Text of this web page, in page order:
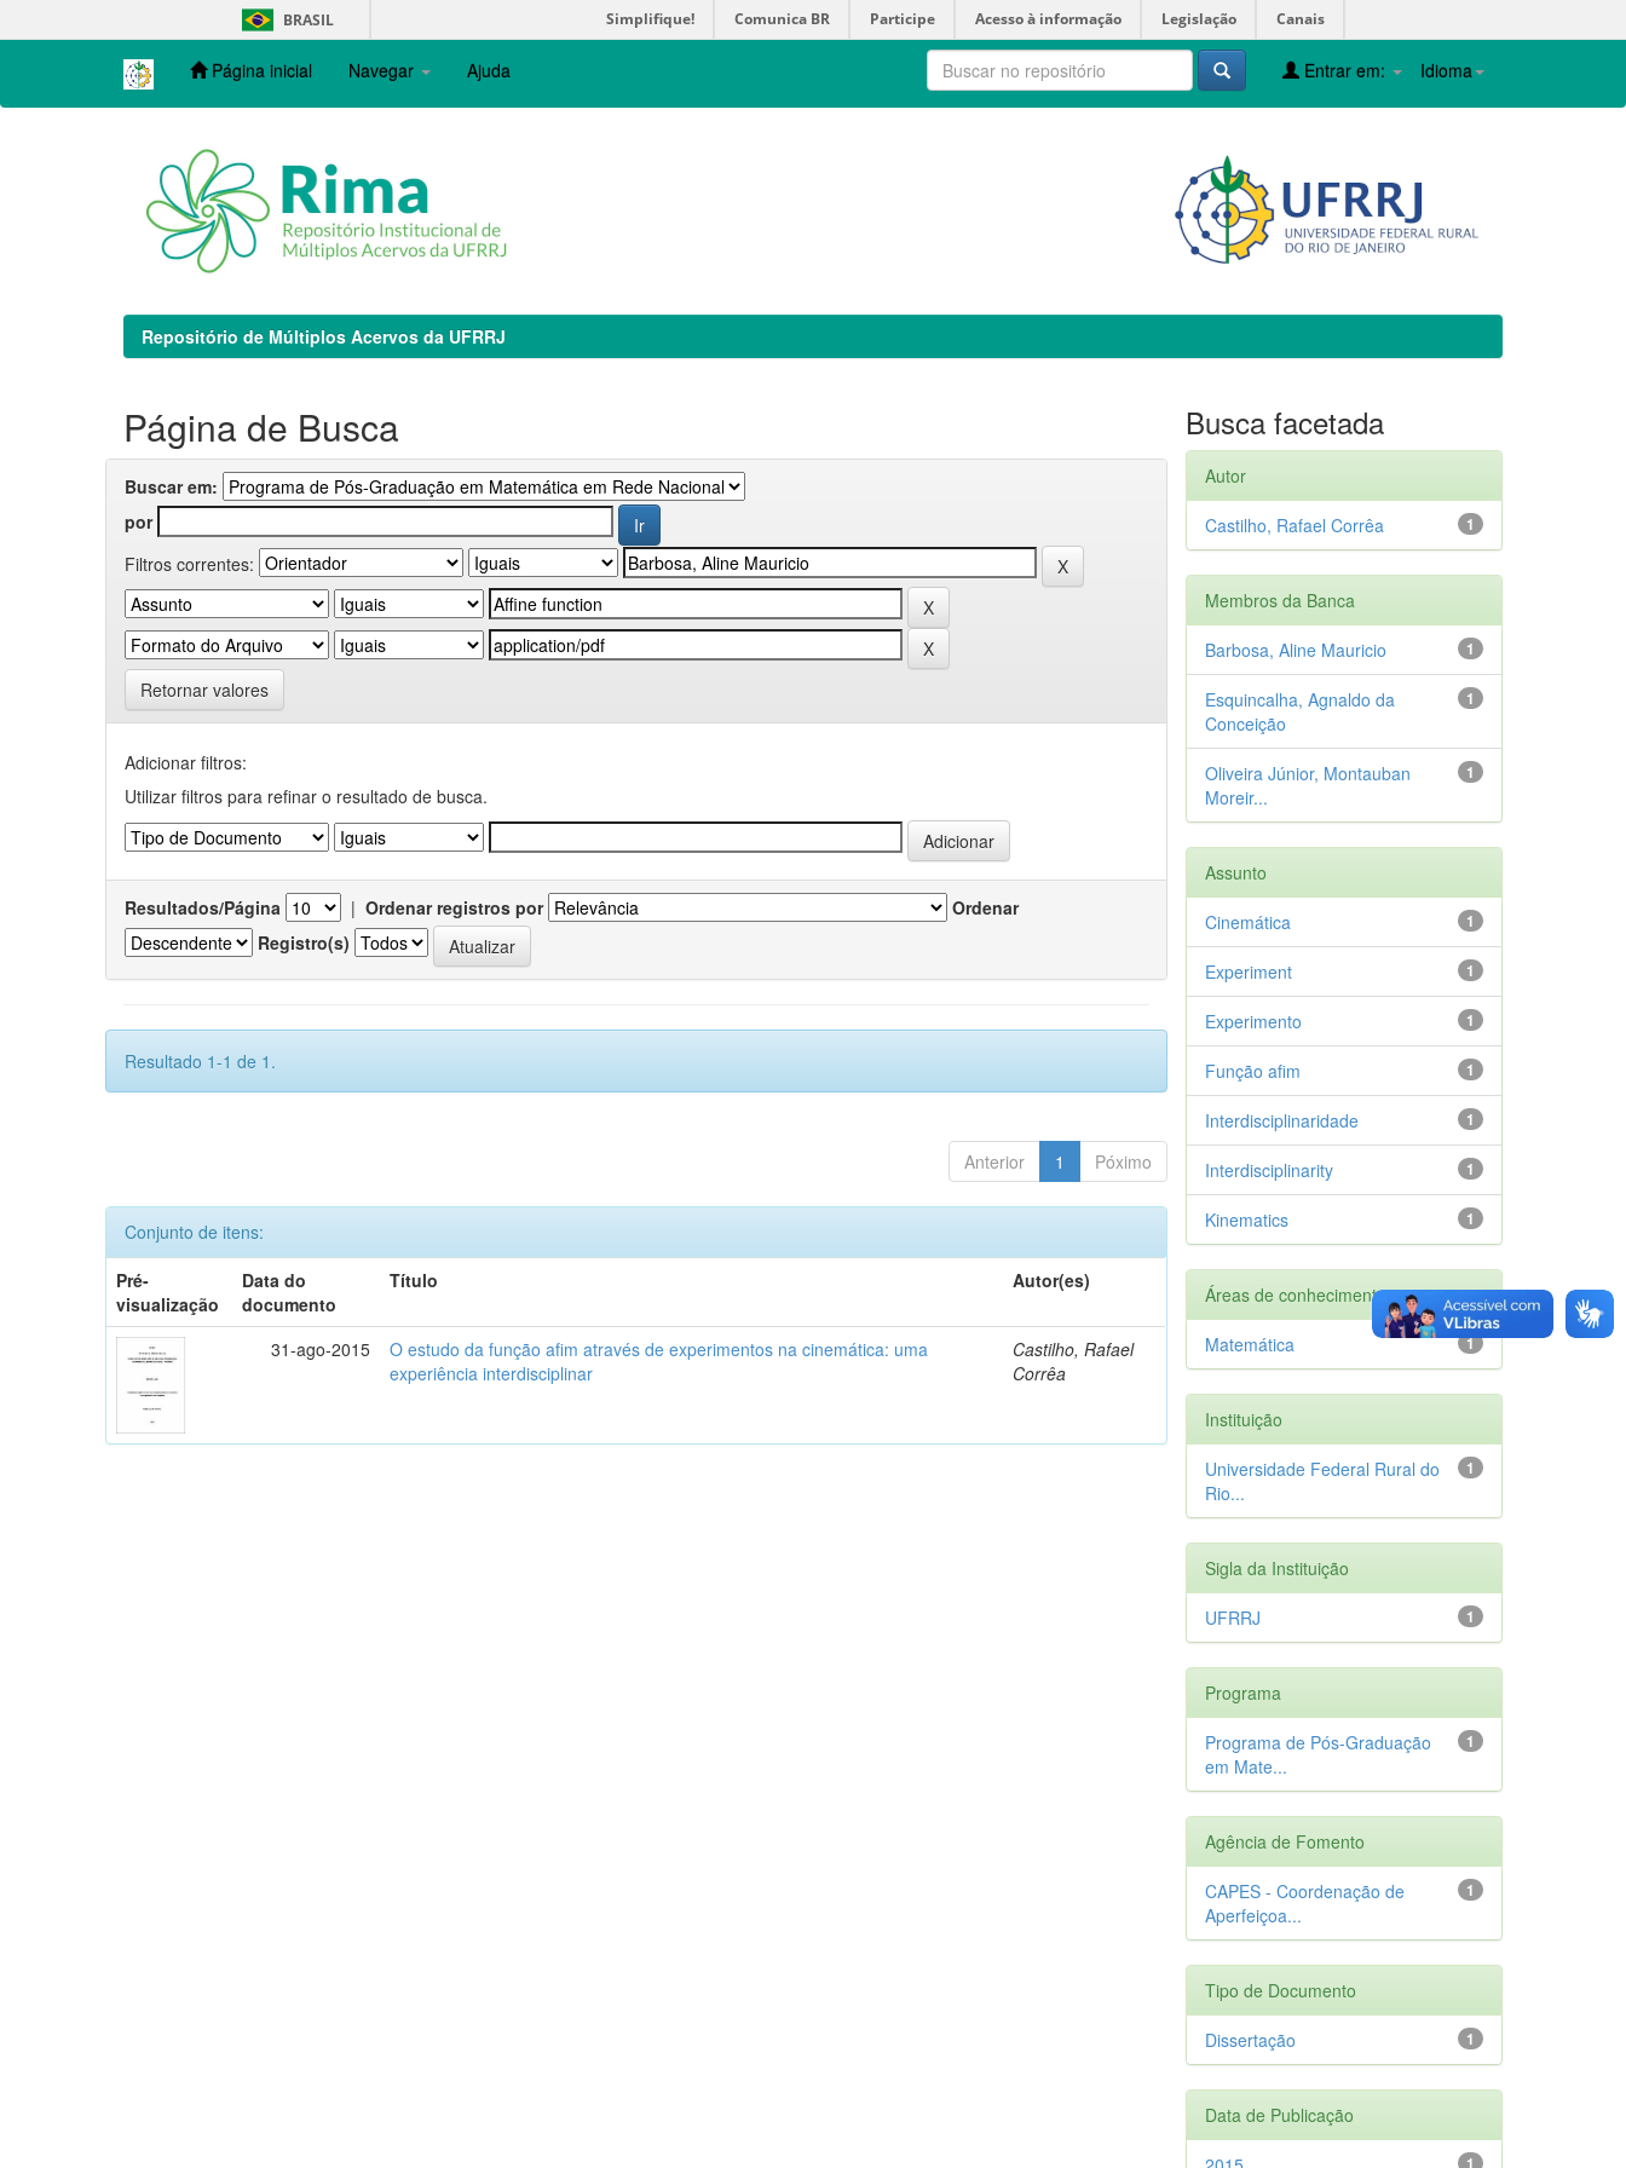
navigation
BRASIL Simplifique! Comunica BR Participe Acesso à informação Legislação Canais
Página inicial Navegar Ajuda Idioma
Entrar em:
Repositório de Múltiplos Acervos da UFRRJ
Página de Busca
Buscar em:
por
Filtros correntes:
Retornar valores
Adicionar filtros:
Utilizar filtros para refinar o resultado de busca.
Resultados/Página | Ordenar registros por
Ordenar
Registro(s)
Resultado 1-1 de 1.
Anterior 1 Póximo
Conjunto de itens:
Pré-
visualização
Data do
documento
Título Autor(es)
31-ago-2015
O estudo da função afim através de experimentos na cinemática: uma
experiência interdisciplinar
Castilho, Rafael
Corrêa
Busca facetada
Autor
1
Castilho, Rafael Corrêa
Membros da Banca
1
Barbosa, Aline Mauricio
1
Esquincalha, Agnaldo da
Conceição
1
Oliveira Júnior, Montauban
Moreir...
Assunto
1
Cinemática
1
Experiment
1
Experimento
1
Função afim
1
Interdisciplinaridade
1
Interdisciplinarity
1
Kinematics
Áreas de conhecimento
1
Matemática
Instituição
1
Universidade Federal Rural do
Rio...
Sigla da Instituição
1
UFRRJ
Programa
1
Programa de Pós-Graduação
em Mate...
Agência de Fomento
1
CAPES - Coordenação de
Aperfeiçoa...
Tipo de Documento
1
Dissertação
Data de Publicação
1